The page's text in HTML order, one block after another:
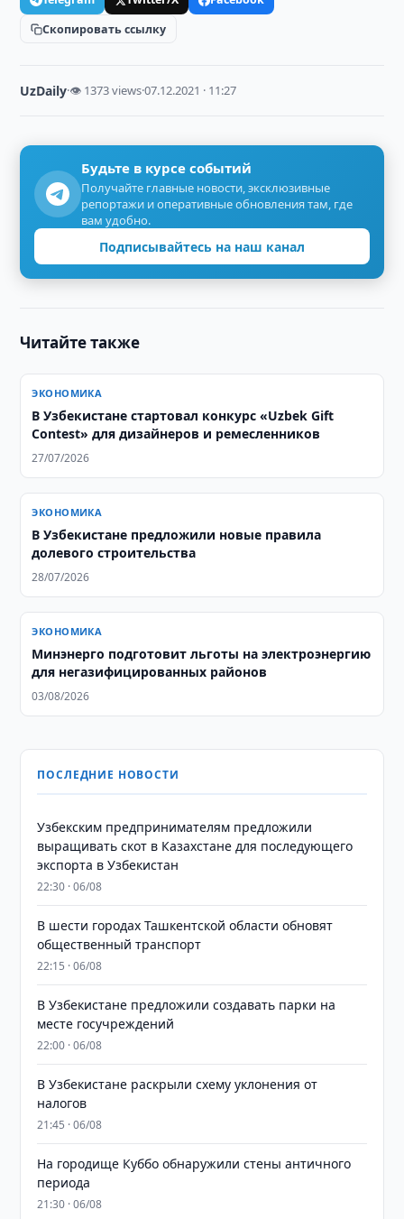
Скопировать ссылку
UzDaily·👁 1373 views·07.12.2021 · 11:27
Будьте в курсе событий
Получайте главные новости, эксклюзивные
репортажи и оперативные обновления там, где
вам удобно.
Подписывайтесь на наш канал
Читайте также
ЭКОНОМИКА
В Узбекистане стартовал конкурс «Uzbek Gift
Contest» для дизайнеров и ремесленников
27/07/2026
ЭКОНОМИКА
В Узбекистане предложили новые правила
долевого строительства
28/07/2026
ЭКОНОМИКА
Минэнерго подготовит льготы на электроэнергию
для негазифицированных районов
03/08/2026
ПОСЛЕДНИЕ НОВОСТИ
Узбекским предпринимателям предложили
выращивать скот в Казахстане для последующего
экспорта в Узбекистан
22:30 · 06/08
В шести городах Ташкентской области обновят
общественный транспорт
22:15 · 06/08
В Узбекистане предложили создавать парки на
месте госучреждений
22:00 · 06/08
В Узбекистане раскрыли схему уклонения от
налогов
21:45 · 06/08
На городище Куббо обнаружили стены античного
периода
21:30 · 06/08